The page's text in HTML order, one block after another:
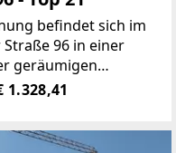
befindet sich im
96 in einer
geräumigen
ist diese
für Singles, Paare
1.328,41